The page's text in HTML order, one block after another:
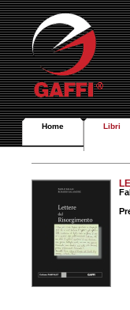
Home Libri